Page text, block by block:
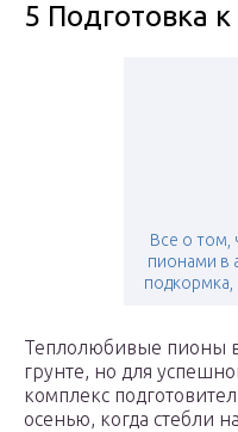
5 Подготовка
Все о том,
пионами в
подкормка,
Теплолюбивые пионы
грунте, но для
комплекс
осенью, когда стебли